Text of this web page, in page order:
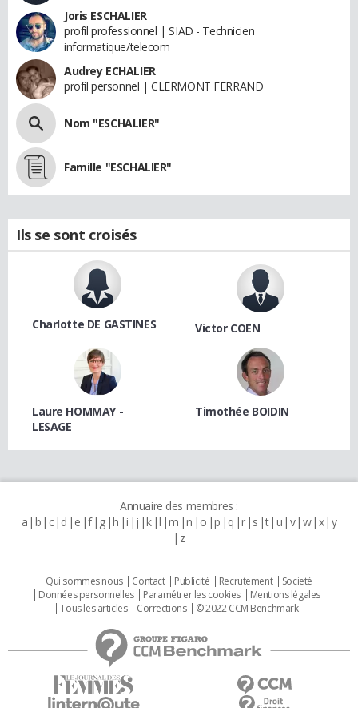
Joris ESCHALIER
profil professionnel | SIAD - Technicien
informatique/telecom
Audrey ECHALIER
profil personnel | CLERMONT FERRAND
Nom "ESCHALIER"
Famille "ESCHALIER"
Ils se sont croisés
Charlotte DE GASTINES Victor COEN
Laure HOMMAY -
LESAGE
Timothée BOIDIN
Annuaire des membres :
a b c d e f g h i j k l m n o p q r s t u v w x y
z
Qui sommes nous Contact Publicité Recrutement
Societé
Données personnelles
Paramétrer les cookies
Mentions légales
Tous les articles
Corrections © 2022 CCM Benchmark